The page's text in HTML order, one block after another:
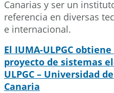
Canarias y ser un
referencia en diversas
e internacional.
El IUMA-ULPGC
proyecto de sistemas
ULPGC – Universidad
Canaria